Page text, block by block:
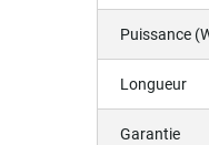
Puissance
Longueur
Garantie